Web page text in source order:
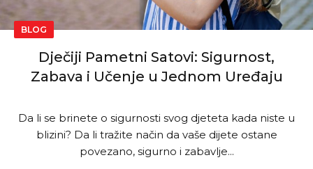
BLOG
Dječiji Pametni Satovi: Sigurnost,
Zabava i Učenje u Jednom Uređaju
Da li se brinete o sigurnosti svog djeteta kada niste u
blizini? Da li tražite način da vaše dijete ostane
povezano, sigurno i zabavlje...